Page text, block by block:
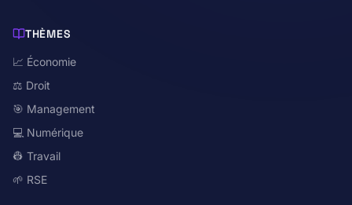
THÈMES
📈 Économie
⚖️ Droit
🎯 Management
💻 Numérique
👷 Travail
🌱 RSE